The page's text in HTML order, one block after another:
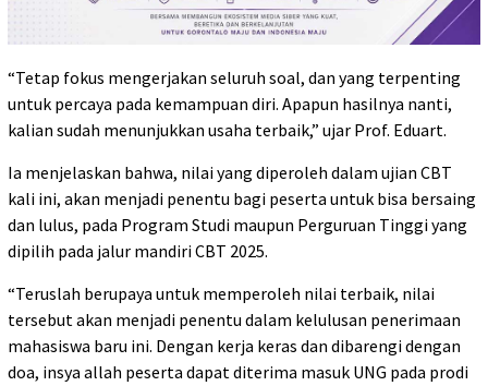
“Tetap fokus mengerjakan seluruh soal, dan yang terpenting
untuk percaya pada kemampuan diri. Apapun hasilnya nanti,
kalian sudah menunjukkan usaha terbaik,” ujar Prof. Eduart.
Ia menjelaskan bahwa, nilai yang diperoleh dalam ujian CBT
kali ini, akan menjadi penentu bagi peserta untuk bisa bersaing
dan lulus, pada Program Studi maupun Perguruan Tinggi yang
dipilih pada jalur mandiri CBT 2025.
“Teruslah berupaya untuk memperoleh nilai terbaik, nilai
tersebut akan menjadi penentu dalam kelulusan penerimaan
mahasiswa baru ini. Dengan kerja keras dan dibarengi dengan
doa, insya allah peserta dapat diterima masuk UNG pada prodi